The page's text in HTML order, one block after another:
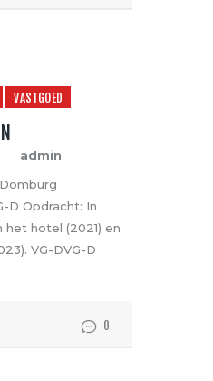
VASTGOED
admin
D Opdracht: In
hotel (2021) en
VG-DVG-D
0